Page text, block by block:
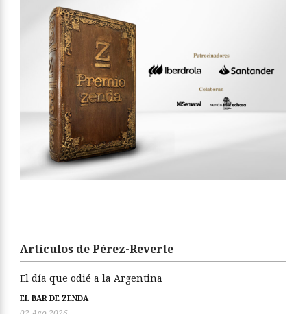
Artículos de Pérez-Reverte
El día que odié a la Argentina
EL BAR DE ZENDA